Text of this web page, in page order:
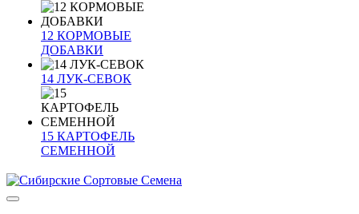
12 КОРМОВЫЕ
ДОБАВКИ
14 ЛУК-СЕВОК
15 КАРТОФЕЛЬ
СЕМЕННОЙ